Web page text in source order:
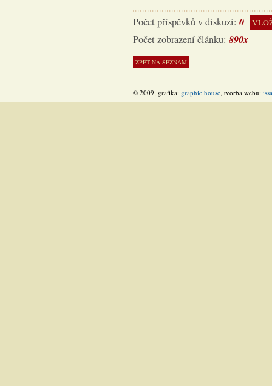
Počet příspěvků v diskuzi: 0
Počet zobrazení článku: 890x
© 2009, grafika: graphic house, tvorba webu: